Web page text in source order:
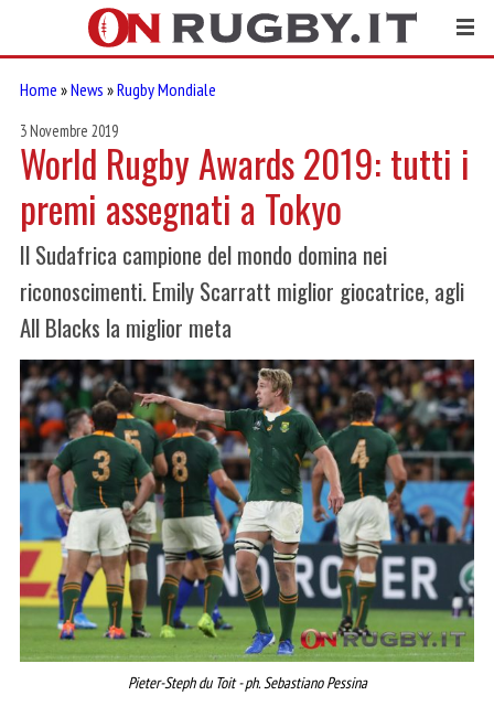
Home »News »Rugby Mondiale
3 Novembre 2019
World Rugby Awards 2019: tutti i
premi assegnati a Tokyo
Il Sudafrica campione del mondo domina nei
riconoscimenti. Emily Scarratt miglior giocatrice, agli
All Blacks la miglior meta
Pieter-Steph du Toit - ph. Sebastiano Pessina